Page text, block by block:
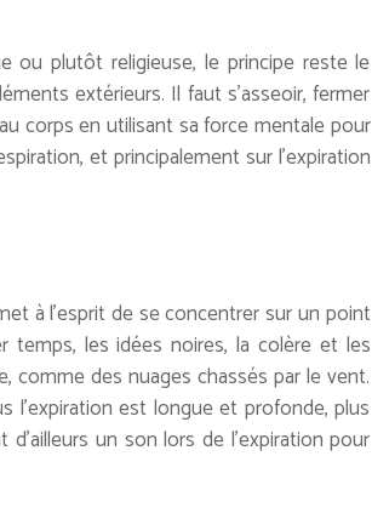
ou plutôt religieuse, le principe reste le
extérieurs. Il faut s’asseoir, fermer
corps en utilisant sa force mentale pour
et principalement sur l’expiration
à l’esprit de se concentrer sur un point
temps, les idées noires, la colère et les
comme des nuages chassés par le vent.
l’expiration est longue et profonde, plus
un son lors de l’expiration pour